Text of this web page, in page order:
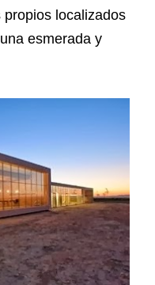
localizados
esmerada y